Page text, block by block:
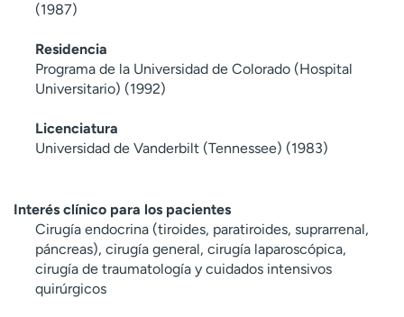
(1987)
Residencia
Programa de la Universidad de Colorado (Hospital
Universitario) (1992)
Licenciatura
Universidad de Vanderbilt (Tennessee) (1983)
Interés clínico para los pacientes
Cirugía endocrina (tiroides, paratiroides, suprarrenal,
páncreas), cirugía general, cirugía laparoscópica,
cirugía de traumatología y cuidados intensivos
quirúrgicos